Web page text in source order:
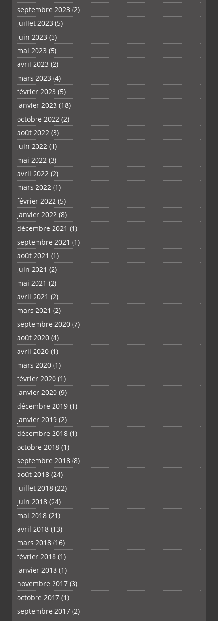
septembre 2023 (2)
juillet 2023 (5)
juin 2023 (3)
mai 2023 (5)
avril 2023 (2)
mars 2023 (4)
février 2023 (5)
janvier 2023 (18)
octobre 2022 (2)
août 2022 (3)
juin 2022 (1)
mai 2022 (3)
avril 2022 (2)
mars 2022 (1)
février 2022 (5)
janvier 2022 (8)
décembre 2021 (1)
septembre 2021 (1)
août 2021 (1)
juin 2021 (2)
mai 2021 (2)
avril 2021 (2)
mars 2021 (2)
septembre 2020 (7)
août 2020 (4)
avril 2020 (1)
mars 2020 (1)
février 2020 (1)
janvier 2020 (9)
décembre 2019 (1)
janvier 2019 (2)
décembre 2018 (1)
octobre 2018 (1)
septembre 2018 (8)
août 2018 (24)
juillet 2018 (22)
juin 2018 (24)
mai 2018 (21)
avril 2018 (13)
mars 2018 (16)
février 2018 (1)
janvier 2018 (1)
novembre 2017 (3)
octobre 2017 (1)
septembre 2017 (2)